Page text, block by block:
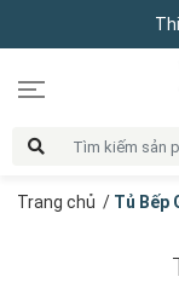
Trang chủ / Tủ Bếp